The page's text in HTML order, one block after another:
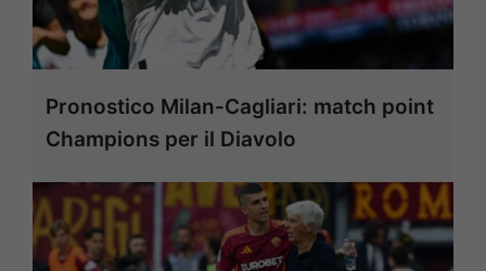
Pronostico Milan-Cagliari: match point
Champions per il Diavolo